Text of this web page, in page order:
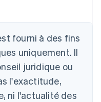
fourni à des fins
uniquement. Il
juridique ou
l'exactitude,
ni l'actualité des